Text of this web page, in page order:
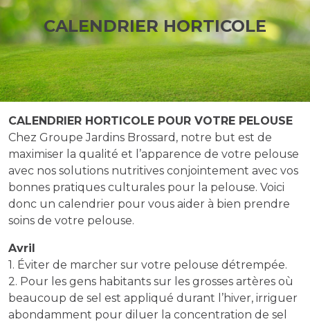
CALENDRIER HORTICOLE
CALENDRIER HORTICOLE POUR VOTRE PELOUSE
Chez Groupe Jardins Brossard, notre but est de
maximiser la qualité et l’apparence de votre pelouse
avec nos solutions nutritives conjointement avec vos
bonnes pratiques culturales pour la pelouse. Voici
donc un calendrier pour vous aider à bien prendre
soins de votre pelouse.
Avril
1. Éviter de marcher sur votre pelouse détrempée.
2. Pour les gens habitants sur les grosses artères où
beaucoup de sel est appliqué durant l’hiver, irriguer
abondamment pour diluer la concentration de sel